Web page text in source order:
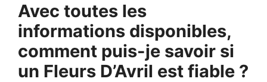
Avec toutes les
informations disponibles,
comment puis-je savoir si
un Fleurs D’Avril est fiable ?